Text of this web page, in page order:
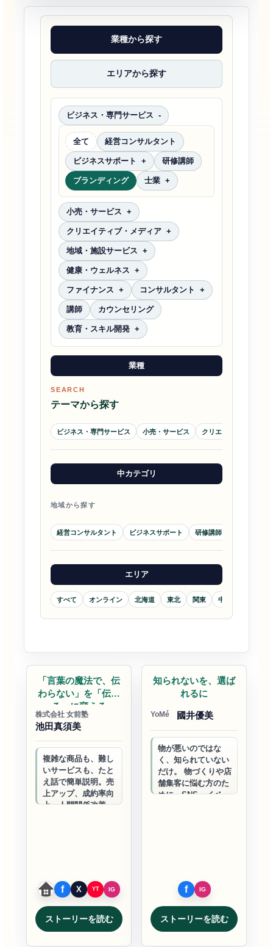
業種から探す
エリアから探す
ビジネス・専門サービス
全て 経営コンサルタント
ビジネスサポート 研修講師
ブランディング 士業
小売・サービス
クリエイティブ・メディア
地域・施設サービス
健康・ウェルネス
ファイナンス コンサルタント
講師 カウンセリング
教育・スキル開発
業種
SEARCH
テーマから探す
ビジネス・専門サービス 小売・サービス クリエイティブ・メデ
中カテゴリ
地域から探す
経営コンサルタント ビジネスサポート 研修講師
エリア
すべて オンライン 北海道 東北 関東 中部
「言葉の魔法で、伝
わらない」を「伝わ
る」に変える
株式会社 女前塾
池田真須美
複雑な商品も、難し
いサービスも、たと
え話で簡単説明。売
上アップ、成約率向
上、人間関係改善。
ストーリーを読む
知られないを、選ば
れるに
YoMé 國井優美
物が悪いのではな
く、知られていない
だけ。 物づくりや店
舗集客に悩む方のた
めに、SNS・イベン
ストーリーを読む